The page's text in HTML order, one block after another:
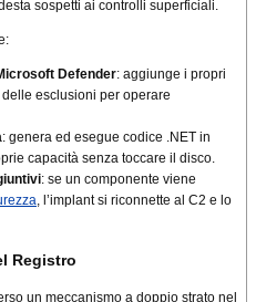
sospetti ai controlli superficiali.
Defender: aggiunge i propri
esclusioni per operare
: genera ed esegue codice .NET in
capacità senza toccare il disco.
: se un componente viene
, l’implant si riconnette al C2 e lo
Registro
un meccanismo a doppio strato nel